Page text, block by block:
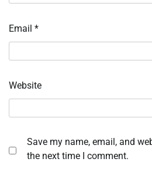
Email *
Website
Save my name, email, and
the next time I comment.